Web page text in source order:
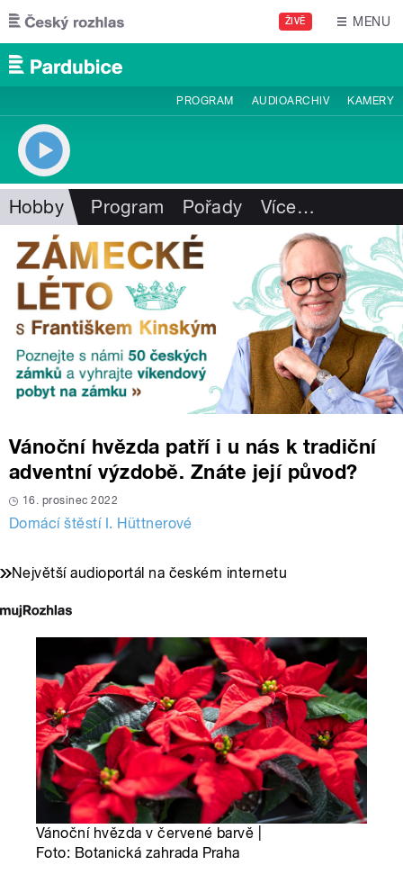
Přejít k hlavnímu obsahu
ŽIVĚ MENU
PROGRAM AUDIOARCHIV KAMERY
Hobby Program Pořady Více…
Vánoční hvězda patří i u nás k tradiční
adventní výzdobě. Znáte její původ?
16. prosinec 2022
Domácí štěstí I. Hüttnerové
Největší audioportál na českém internetu
Vánoční hvězda v červené barvě |
Foto: Botanická zahrada Praha